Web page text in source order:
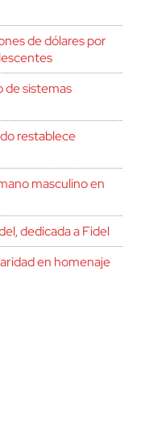
de dólares por
de sistemas
restablece
masculino en
dedicada a Fidel
en homenaje